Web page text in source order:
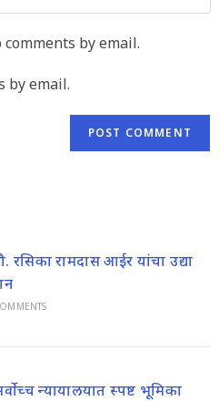
by email.
by email.
रसिका रामदास आईर यांचा उद्या
न्यायालयात स्पष्ट भूमिका